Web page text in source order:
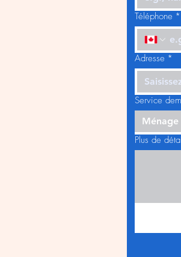
Téléphone *
Adresse *
Service
Plus de